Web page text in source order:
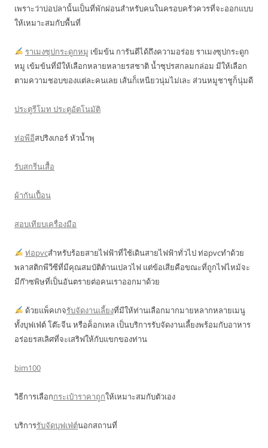
เพราะว่าบ่อปลานั้นเป็นที่พักผ่อนสำหรับคนในครอบครัวควรที่จะออกแบบ
ให้เหมาะสมกับพื้นที่
ราเมงซุปกระดูกหมู เข้มข้น การันตีได้ถึงความอร่อย ราเมงซุปกระดูก
หมู เข้มข้นที่มีให้เลือกหลายหลายรสชาติ น้ำซุปรสกลมกล่อม มีให้เลือก
ตามความชอบของแต่ละคนเลย เส้นก็เหนียวนุ่มไม่เละ ส่วนหมูชาชูก็นุ่มดี
ประตูรีโมท ประตูอัตโนมัติ
ท่อพีอีสปริงเกอร์ หัวน้ำพุ
รับสกรีนเสื้อ
ผ้ากันเปื้อน
สอบเทียบเครื่องมือ
ท่อpvcสำหรับร้อยสายไฟฟ้าที่ใช้เดินสายไฟฟ้าทั่วไป ท่อpvcทำด้วย
พลาสติกพีวีซีที่มีคุณสมบัติต้านเปลวไฟ แต่ข้อเสียคือขณะที่ถูกไฟไหม้จะ
มีก๊าซพิษที่เป็นอันตรายต่อคนเราออกมาด้วย
ด้วยแพ็คเกจรับจัดงานเลี้ยงที่มีให้ท่านเลือกมากมายหลากหลายเมนู
ทั้งบุฟเฟ่ต์ โต๊ะจีน หรือค็อกเทล เป็นบริการรับจัดงานเลี้ยงพร้อมกับอาหาร
อร่อยรสเลิศที่จะเสริฟให้กับแขกของท่าน
bim100
วิธีการเลือกกระเป๋าราคาถูกให้เหมาะสมกับตัวเอง
บริการรับจัดบุฟเฟ่ต์นอกสถานที่